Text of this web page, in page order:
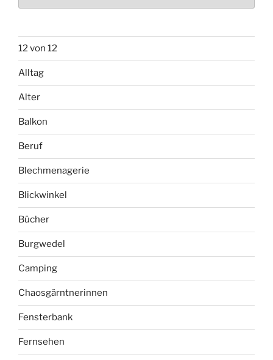
12 von 12
Alltag
Alter
Balkon
Beruf
Blechmenagerie
Blickwinkel
Bücher
Burgwedel
Camping
Chaosgärntnerinnen
Fensterbank
Fernsehen